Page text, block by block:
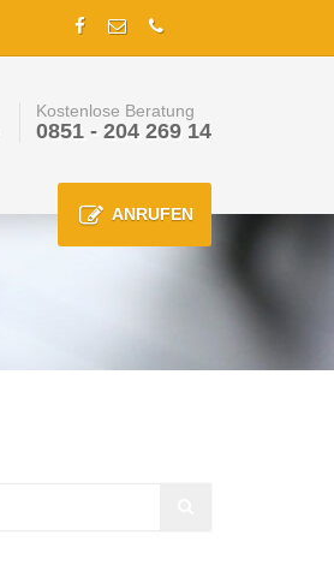
Kostenlose Beratung
0851 - 204 269 14
ANRUFEN